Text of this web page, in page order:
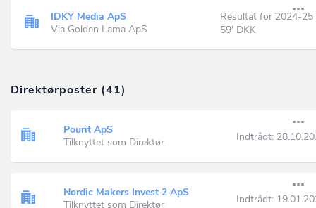
IDKY Media ApS
Via Golden Lama ApS
Resultat for 2024-25
59' DKK
Direktørposter (41)
Pourit ApS
Tilknyttet som Direktør
Indtrådt:
Nordic Makers Invest 2 ApS
Tilknyttet som Direktør
Indtrådt: